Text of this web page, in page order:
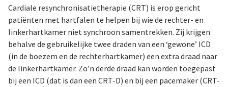
Cardiale resynchronisatietherapie (CRT) is erop gericht
patiënten met hartfalen te helpen bij wie de rechter- en
linkerhartkamer niet synchroon samentrekken. Zij krijgen
behalve de gebruikelijke twee draden van een ‘gewone’ ICD
(in de boezem en de rechterhartkamer) een extra draad naar
de linkerhartkamer. Zo’n derde draad kan worden toegepast
bij een ICD (dat is dan een CRT-D) en bij een pacemaker (CRT-